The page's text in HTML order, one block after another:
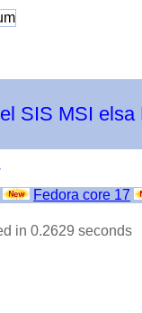
SIS MSI elsa
Fedora core 17
in 0.2629 seconds